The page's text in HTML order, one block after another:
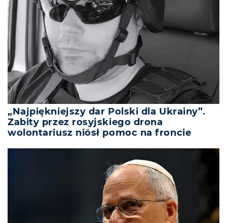
„Najpiękniejszy dar Polski dla Ukrainy”.
Zabity przez rosyjskiego drona
wolontariusz niósł pomoc na froncie